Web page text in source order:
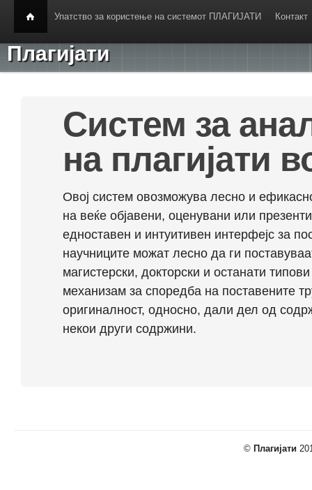
Упатство за користење на системот ПЛАГИЈАТИ Контакт
Плагијати
Систем за
на плагијати
Овој систем овозможува лесно и
на веќе објавени, оценувани или
едноставен и интуитивен интерфејс за
научниците можат лесно да ги
магистерски, докторски и останати
механизам за споредба на поставените
оригиналност, односно, дали дел од
некои други содржини.
© Плагијати